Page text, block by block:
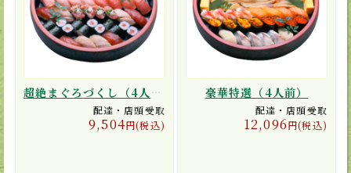
超絶まぐろづくし（4人前）
配達・店頭受取
9,504円(税込)
豪華特選（4人前）
配達・店頭受取
12,096円(税込)